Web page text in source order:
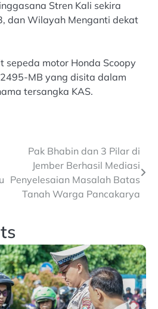
Stren Kali sekira
dan Wilayah Menganti dekat
sepeda motor Honda Scoopy
MB yang disita dalam
tersangka KAS.
Pak Bhabin dan 3 Pilar di
Jember Berhasil Mediasi
Penyelesaian Masalah Batas
Tanah Warga Pancakarya